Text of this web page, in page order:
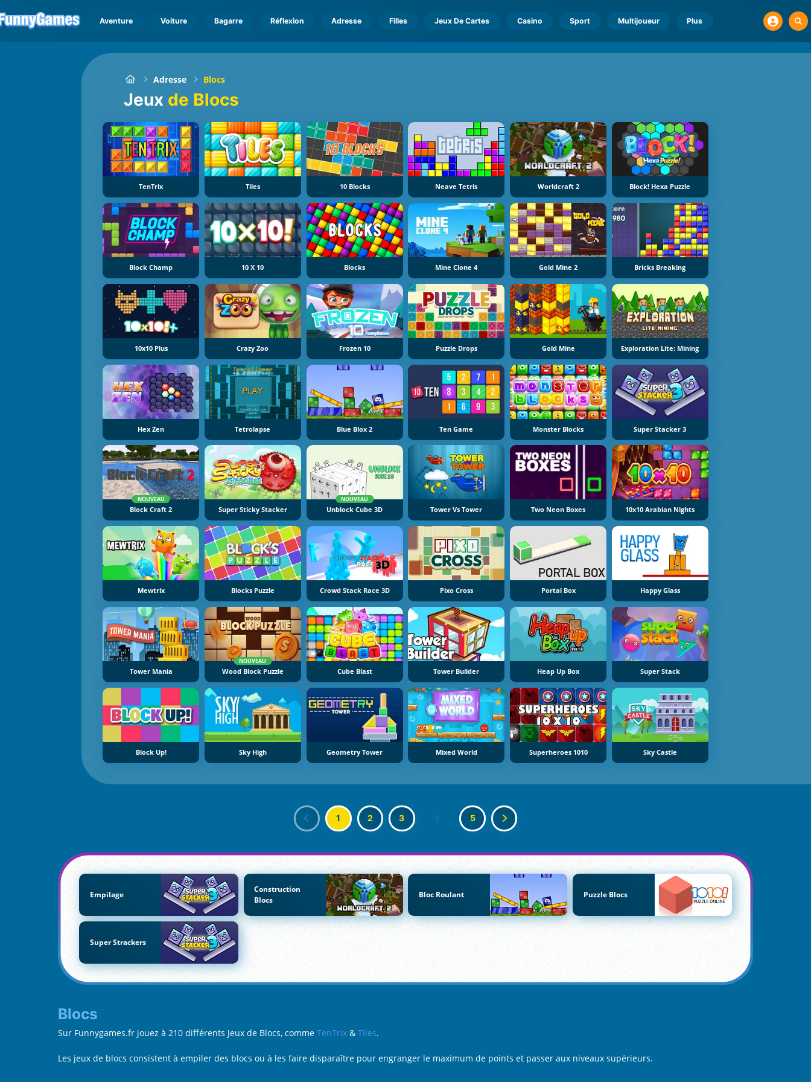
Aventure Voiture Bagarre Réflexion Adresse Filles Jeux De Cartes Casino Sport Multijoueur Plus
Adresse Blocs
Jeux de Blocs
TenTrix Tiles 10 Blocks Neave Tetris Worldcraft 2 Block! Hexa Puzzle
Block Champ 10 X 10 Blocks Mine Clone 4 Gold Mine 2 Bricks Breaking
10x10 Plus Crazy Zoo Frozen 10 Puzzle Drops Gold Mine Exploration Lite: Mining
Hex Zen Tetrolapse Blue Blox 2 Ten Game Monster Blocks Super Stacker 3
NOUVEAU
Block Craft 2 Super Sticky Stacker
NOUVEAU
Unblock Cube 3D Tower Vs Tower Two Neon Boxes 10x10 Arabian Nights
Mewtrix Blocks Puzzle Crowd Stack Race 3D Pixo Cross Portal Box Happy Glass
Tower Mania
NOUVEAU
Wood Block Puzzle Cube Blast Tower Builder Heap Up Box Super Stack
Block Up! Sky High Geometry Tower Mixed World Superheroes 1010 Sky Castle
1 2 3 | 5
Empilage
Construction
Blocs
Bloc Roulant Puzzle Blocs
Super Strackers
Blocs
Sur Funnygames.fr jouez à 210 différents Jeux de Blocs, comme TenTrix & Tiles.
Les jeux de blocs consistent à empiler des blocs ou à les faire disparaître pour engranger le maximum de points et passer aux niveaux supérieurs.